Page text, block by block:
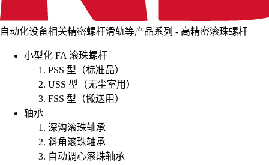
自动化设备相关精密螺杆滑轨等产品系列 - 高精密滚珠螺杆
小型化 FA 滚珠螺杆
PSS 型（标准品）
USS 型（无尘室用）
FSS 型（搬送用）
轴承
深沟滚珠轴承
斜角滚珠轴承
自动调心滚珠轴承